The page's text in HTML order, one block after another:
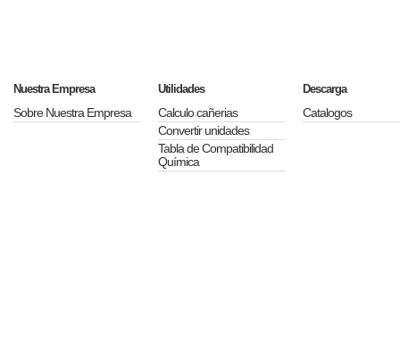
Nuestra Empresa
Sobre Nuestra Empresa
Utilidades
Calculo cañerias
Convertir unidades
Tabla de Compatibilidad
Química
Descarga
Catalogos